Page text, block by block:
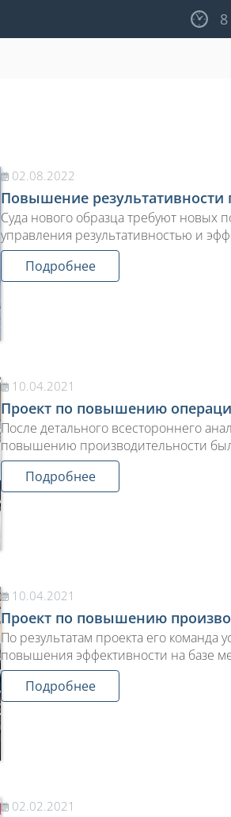
02.08.2022
Повышение результативности
Суда нового образца требуют новых
управления результативностью и
Подробнее
10.04.2021
Проект по повышению
После детального всестороннего
повышению производительности
Подробнее
10.04.2021
Проект по повышению
По результатам проекта его
повышения эффективности на базе
Подробнее
02.02.2021